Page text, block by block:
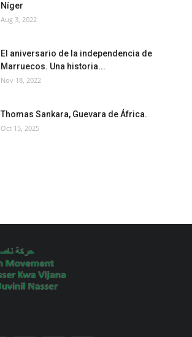
Níger
Aug 3, 2022
El aniversario de la independencia de
Marruecos. Una historia...
Nov 18, 2022
Thomas Sankara, Guevara de África.
Oct 15, 2025